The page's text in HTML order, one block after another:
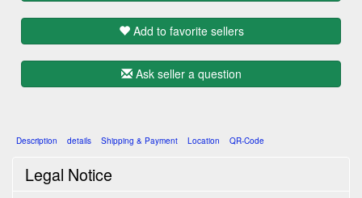
Add to favorite sellers
Ask seller a question
Description details Shipping & Payment Location QR-Code
Legal Notice